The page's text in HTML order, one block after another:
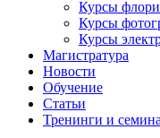
Курсы
Курсы
Курсы
Магистратура
Новости
Обучение
Статьи
Тренинги и